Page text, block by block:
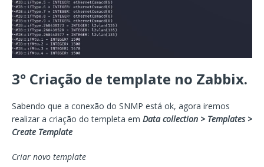
3° Criação de template no Zabbix.
Sabendo que a conexão do SNMP está ok, agora iremos
realizar a criação do templeta em Data collection > Templates >
Create Template
Criar novo template